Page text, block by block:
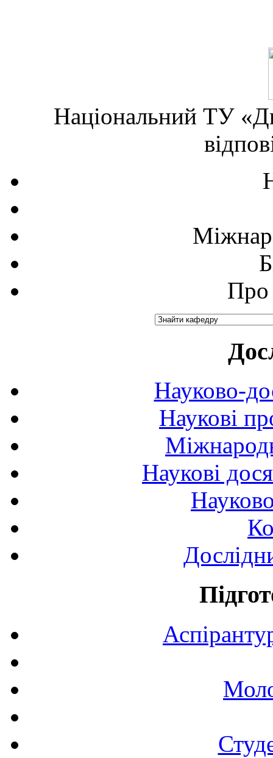
Національний ТУ
Про
Науково-
Наукові
Наукові